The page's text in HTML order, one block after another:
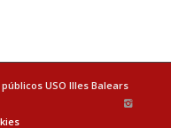
USO Illes Balears